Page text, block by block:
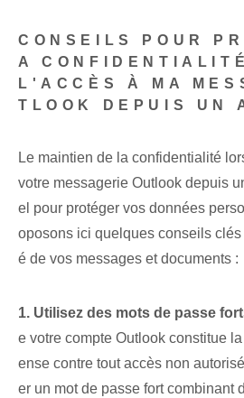
CONSEILS POUR
A
L'ACCÈS À MA
TLOOK DEPUIS UN
Le maintien de la confidentialité
votre messagerie Outlook depuis
el pour protéger vos données
oposons ici quelques ⁢conseils
é de vos messages et documents :
1. Utilisez des mots de passe
e votre compte Outlook constitue
ense contre tout accès non
er un mot de passe fort combinant